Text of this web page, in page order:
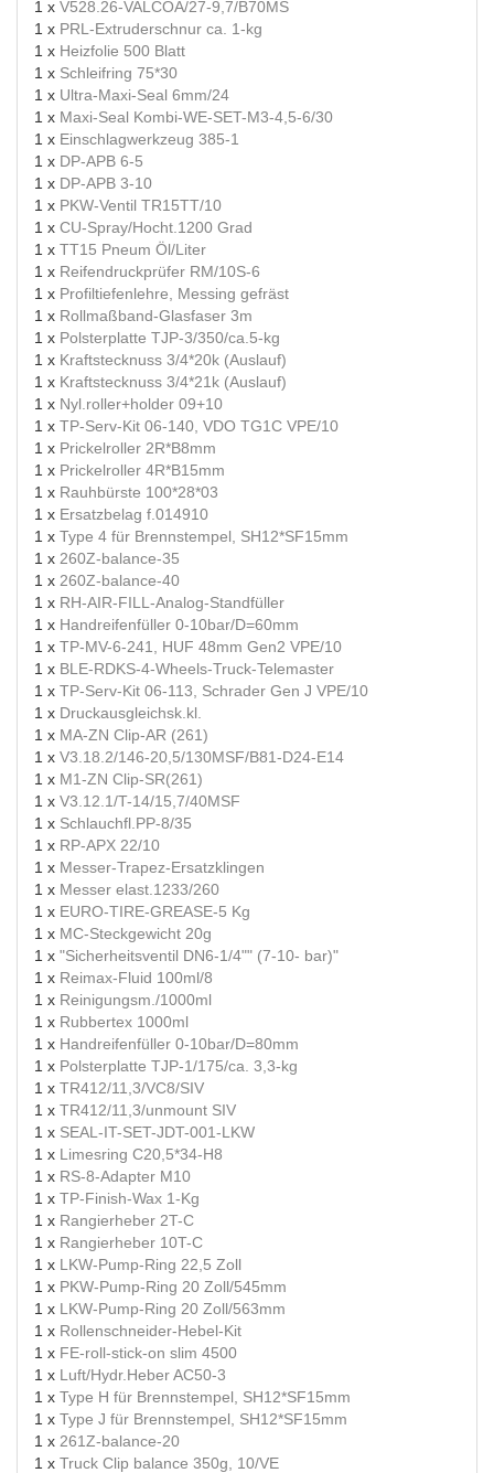
1 x V528.26-VALCOA/27-9,7/B70MS
1 x PRL-Extruderschnur ca. 1-kg
1 x Heizfolie 500 Blatt
1 x Schleifring 75*30
1 x Ultra-Maxi-Seal 6mm/24
1 x Maxi-Seal Kombi-WE-SET-M3-4,5-6/30
1 x Einschlagwerkzeug 385-1
1 x DP-APB 6-5
1 x DP-APB 3-10
1 x PKW-Ventil TR15TT/10
1 x CU-Spray/Hocht.1200 Grad
1 x TT15 Pneum Öl/Liter
1 x Reifendruckprüfer RM/10S-6
1 x Profiltiefenlehre, Messing gefräst
1 x Rollmaßband-Glasfaser 3m
1 x Polsterplatte TJP-3/350/ca.5-kg
1 x Kraftstecknuss 3/4*20k (Auslauf)
1 x Kraftstecknuss 3/4*21k (Auslauf)
1 x Nyl.roller+holder 09+10
1 x TP-Serv-Kit 06-140, VDO TG1C VPE/10
1 x Prickelroller 2R*B8mm
1 x Prickelroller 4R*B15mm
1 x Rauhbürste 100*28*03
1 x Ersatzbelag f.014910
1 x Type 4 für Brennstempel, SH12*SF15mm
1 x 260Z-balance-35
1 x 260Z-balance-40
1 x RH-AIR-FILL-Analog-Standfüller
1 x Handreifenfüller 0-10bar/D=60mm
1 x TP-MV-6-241, HUF 48mm Gen2 VPE/10
1 x BLE-RDKS-4-Wheels-Truck-Telemaster
1 x TP-Serv-Kit 06-113, Schrader Gen J VPE/10
1 x Druckausgleichsk.kl.
1 x MA-ZN Clip-AR (261)
1 x V3.18.2/146-20,5/130MSF/B81-D24-E14
1 x M1-ZN Clip-SR(261)
1 x V3.12.1/T-14/15,7/40MSF
1 x Schlauchfl.PP-8/35
1 x RP-APX 22/10
1 x Messer-Trapez-Ersatzklingen
1 x Messer elast.1233/260
1 x EURO-TIRE-GREASE-5 Kg
1 x MC-Steckgewicht 20g
1 x "Sicherheitsventil DN6-1/4"" (7-10- bar)"
1 x Reimax-Fluid 100ml/8
1 x Reinigungsm./1000ml
1 x Rubbertex 1000ml
1 x Handreifenfüller 0-10bar/D=80mm
1 x Polsterplatte TJP-1/175/ca. 3,3-kg
1 x TR412/11,3/VC8/SIV
1 x TR412/11,3/unmount SIV
1 x SEAL-IT-SET-JDT-001-LKW
1 x Limesring C20,5*34-H8
1 x RS-8-Adapter M10
1 x TP-Finish-Wax 1-Kg
1 x Rangierheber 2T-C
1 x Rangierheber 10T-C
1 x LKW-Pump-Ring 22,5 Zoll
1 x PKW-Pump-Ring 20 Zoll/545mm
1 x LKW-Pump-Ring 20 Zoll/563mm
1 x Rollenschneider-Hebel-Kit
1 x FE-roll-stick-on slim 4500
1 x Luft/Hydr.Heber AC50-3
1 x Type H für Brennstempel, SH12*SF15mm
1 x Type J für Brennstempel, SH12*SF15mm
1 x 261Z-balance-20
1 x Truck Clip balance 350g, 10/VE